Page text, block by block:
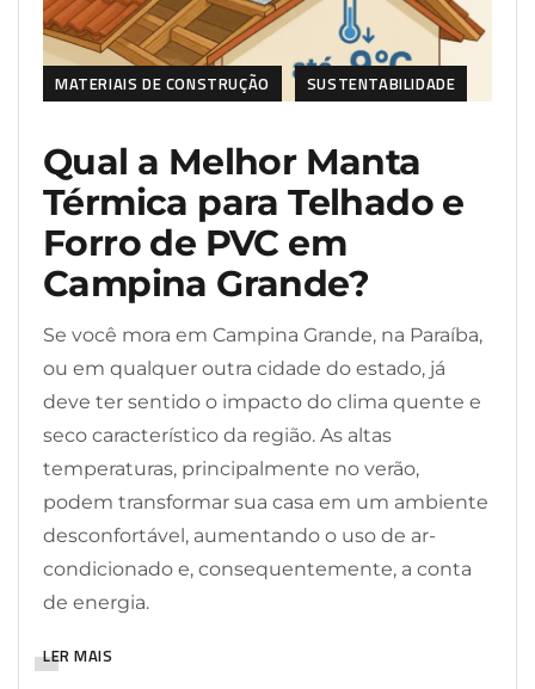
MATERIAIS DE CONSTRUÇÃO SUSTENTABILIDADE
Qual a Melhor Manta
Térmica para Telhado e
Forro de PVC em
Campina Grande?
Se você mora em Campina Grande, na Paraíba,
ou em qualquer outra cidade do estado, já
deve ter sentido o impacto do clima quente e
seco característico da região. As altas
temperaturas, principalmente no verão,
podem transformar sua casa em um ambiente
desconfortável, aumentando o uso de ar-
condicionado e, consequentemente, a conta
de energia.
LER MAIS